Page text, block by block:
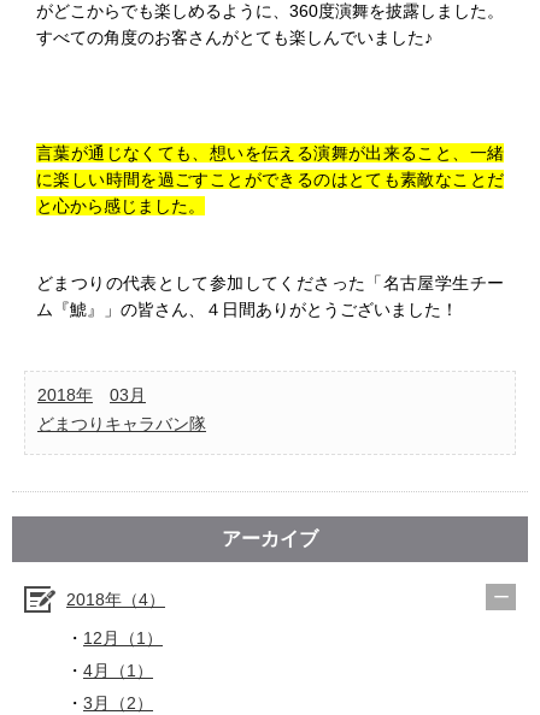
がどこからでも楽しめるように、360度演舞を披露しました。
すべての角度のお客さんがとても楽しんでいました♪
言葉が通じなくても、想いを伝える演舞が出来ること、一緒
に楽しい時間を過ごすことができるのはとても素敵なことだ
と心から感じました。
どまつりの代表として参加してくださった「名古屋学生チー
ム『鯱』」の皆さん、４日間ありがとうございました！
2018年
03月
どまつりキャラバン隊
アーカイブ
2018年（4）
12月（1）
4月（1）
3月（2）